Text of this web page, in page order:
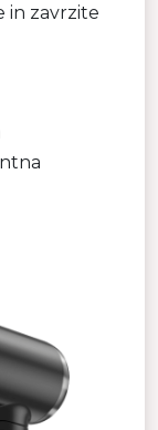
in zavrzite